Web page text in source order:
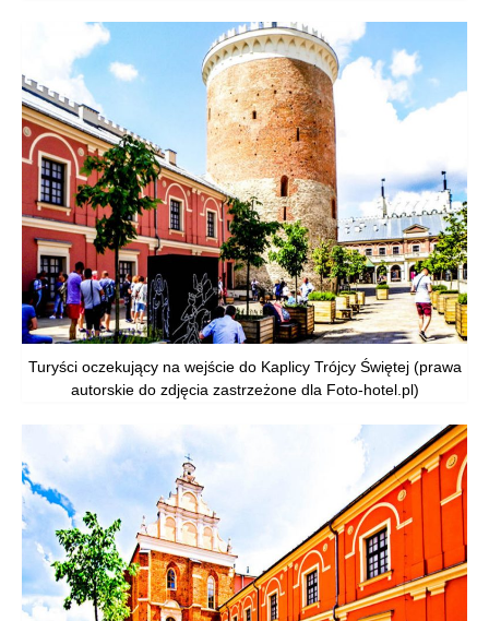
Turyści oczekujący na wejście do Kaplicy Trójcy Świętej (prawa
autorskie do zdjęcia zastrzeżone dla Foto-hotel.pl)